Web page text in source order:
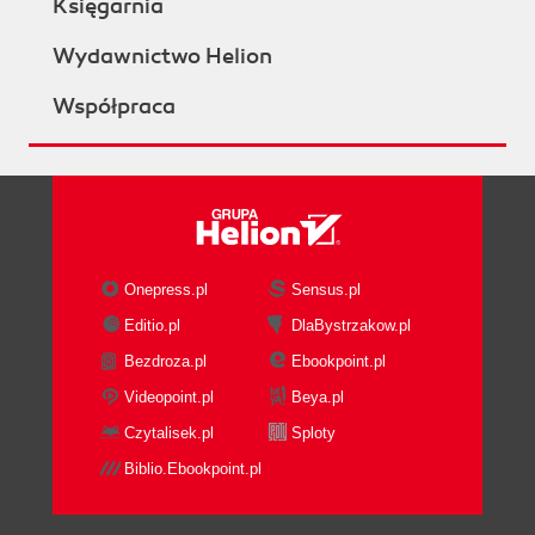
Sprawdzone strategie
(39,92 zł najniższa cena z 30 dni)
39.92 zł
(-20%)
Księgarnia
Wydawnictwo Helion
Współpraca
Onepress.pl
Sensus.pl
Editio.pl
DlaBystrzakow.pl
Bezdroza.pl
Ebookpoint.pl
Videopoint.pl
Beya.pl
Czytalisek.pl
Sploty
Biblio.Ebookpoint.pl